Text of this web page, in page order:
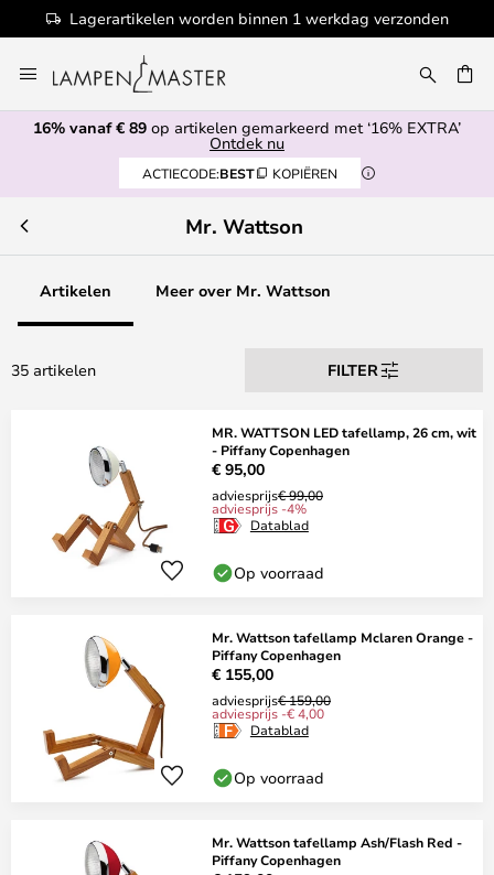
Lagerartikelen worden binnen 1 werkdag verzonden
naar
de
inhoud
16% vanaf € 89 op artikelen gemarkeerd met ‘16% EXTRA’
Ontdek nu
ACTIECODE:BEST KOPIËREN
Mr. Wattson
Artikelen Meer over Mr. Wattson
35 artikelen FILTER
MR. WATTSON LED tafellamp, 26 cm, wit
- Piffany Copenhagen
€ 95,00
adviesprijs€ 99,00
adviesprijs -4%
Datablad
Op voorraad
Mr. Wattson tafellamp Mclaren Orange -
Piffany Copenhagen
€ 155,00
adviesprijs€ 159,00
adviesprijs -€ 4,00
Datablad
Op voorraad
Mr. Wattson tafellamp Ash/Flash Red -
Piffany Copenhagen